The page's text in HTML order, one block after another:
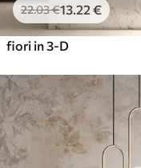
22.03€13 .22 €
fiori in 3-D